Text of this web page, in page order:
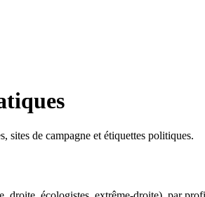
sites de campagne et étiquettes politiques.